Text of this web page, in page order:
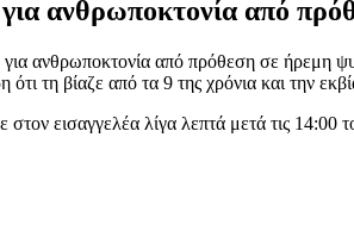
ανθρωποκτονία από
για ανθρωποκτονία από πρόθεση σε ήρεμη
τη βίαζε από τα 9 της χρόνια και την
εισαγγελέα λίγα λεπτά μετά τις 14:00